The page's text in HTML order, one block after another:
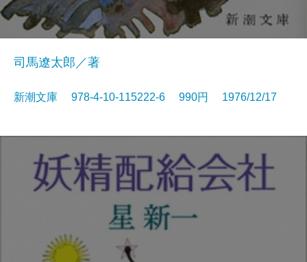
司馬遼太郎／著
新潮文庫 978-4-10-115222-6 990円 1976/12/17